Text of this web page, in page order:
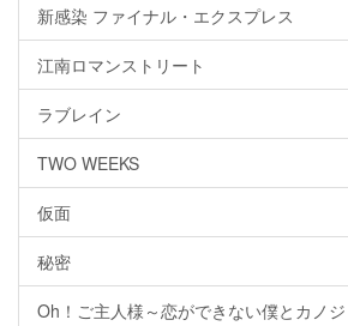
新感染 ファイナル・エクスプレス
江南ロマンストリート
ラブレイン
TWO WEEKS
仮面
秘密
Oh！ご主人様～恋ができない僕とカノ